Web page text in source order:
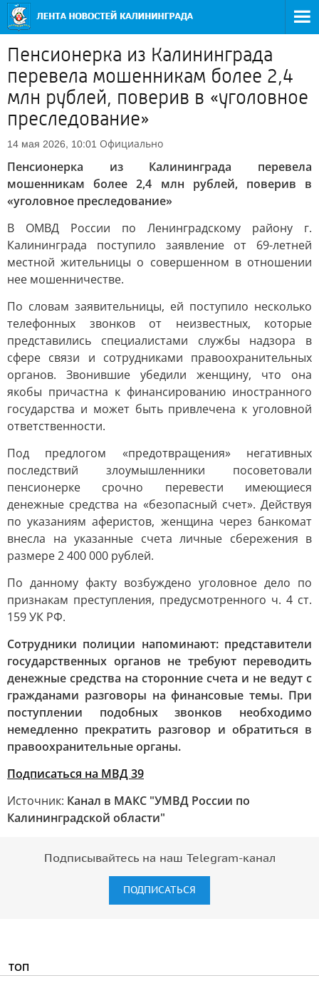
Пенсионерка из Калининграда
перевела мошенникам более 2,4
млн рублей, поверив в «уголовное
преследование»
14 мая 2026, 10:01 Официально
Пенсионерка из Калининграда перевела
мошенникам более 2,4 млн рублей, поверив в
«уголовное преследование»
В ОМВД России по Ленинградскому району г.
Калининграда поступило заявление от 69-летней
местной жительницы о совершенном в отношении
нее мошенничестве.
По словам заявительницы, ей поступило несколько
телефонных звонков от неизвестных, которые
представились специалистами службы надзора в
сфере связи и сотрудниками правоохранительных
органов. Звонившие убедили женщину, что она
якобы причастна к финансированию иностранного
государства и может быть привлечена к уголовной
ответственности.
Под предлогом «предотвращения» негативных
последствий злоумышленники посоветовали
пенсионерке срочно перевести имеющиеся
денежные средства на «безопасный счет». Действуя
по указаниям аферистов, женщина через банкомат
внесла на указанные счета личные сбережения в
размере 2 400 000 рублей.
По данному факту возбуждено уголовное дело по
признакам преступления, предусмотренного ч. 4 ст.
159 УК РФ.
Сотрудники полиции напоминают: представители
государственных органов не требуют переводить
денежные средства на сторонние счета и не ведут с
гражданами разговоры на финансовые темы. При
поступлении подобных звонков необходимо
немедленно прекратить разговор и обратиться в
правоохранительные органы.
Подписаться на МВД 39
Источник: Канал в МАКС "УМВД России по
Калининградской области"
Подписывайтесь на наш Telegram-канал
ПОДПИСАТЬСЯ
ТОП